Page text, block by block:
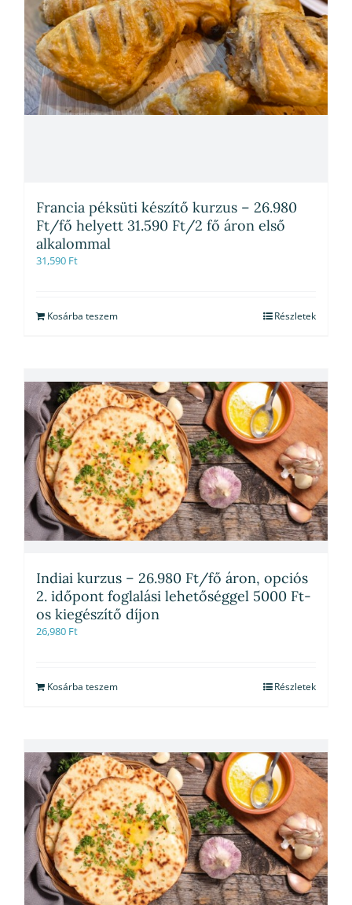
Francia péksüti készítő kurzus – 26.980
Ft/fő helyett 31.590 Ft/2 fő áron első
alkalommal
31,590 Ft
Kosárba teszem Részletek
Indiai kurzus – 26.980 Ft/fő áron, opciós
2. időpont foglalási lehetőséggel 5000 Ft-
os kiegészítő díjon
26,980 Ft
Kosárba teszem Részletek